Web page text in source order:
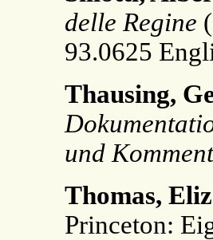
delle Regine
93.0625
Thausing,
und
Thomas,
Princeton: